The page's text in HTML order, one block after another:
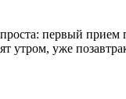
первый прием
утром, уже